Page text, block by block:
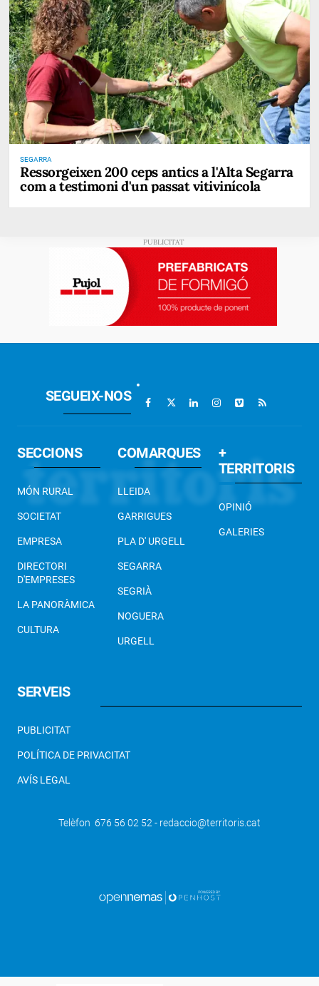
SEGARRA
Ressorgeixen 200 ceps antics a l'Alta Segarra
com a testimoni d'un passat vitivinícola
SEGUEIX-NOS
SECCIONS
MÓN RURAL
SOCIETAT
EMPRESA
DIRECTORI
D'EMPRESES
LA PANORÀMICA
CULTURA
COMARQUES
LLEIDA
GARRIGUES
PLA D' URGELL
SEGARRA
SEGRIÀ
NOGUERA
URGELL
+
TERRITORIS
OPINIÓ
GALERIES
SERVEIS
PUBLICITAT
POLÍTICA DE PRIVACITAT
AVÍS LEGAL
Telèfon 676 56 02 52 - redaccio@territoris.cat